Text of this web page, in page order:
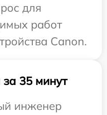
для
работ
Canon.
35 минут
инженер